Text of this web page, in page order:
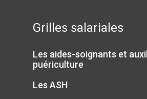
Grilles salariales
Les aides-soignants et
puériculture
Les ASH